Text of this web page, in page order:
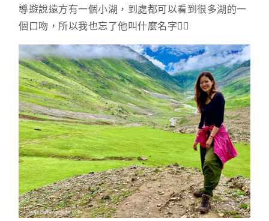
導遊說遠方有一個小湖，到處都可以看到很多湖的一
個口吻，所以我也忘了他叫什麼名字🙇‍♀️